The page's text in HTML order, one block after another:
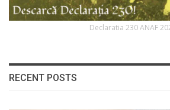
Declaratia 230 ANAF
RECENT POSTS